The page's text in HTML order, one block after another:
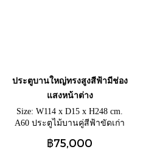
ประตูบานใหญ่ทรงสูงสีฟ้ามีช่อง
แสงหน้าต่าง
Size: W114 x D15 x H248 cm.
A60 ประตูไม้บานคู่สีฟ้าขัดเก่า
พร้อมหน้าต่างบานกระทุ้ง
฿75,000